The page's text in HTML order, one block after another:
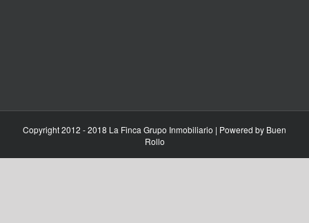
Copyright 2012 - 2018 La Finca Grupo Inmobiliario | Powered by Buen
Rollo